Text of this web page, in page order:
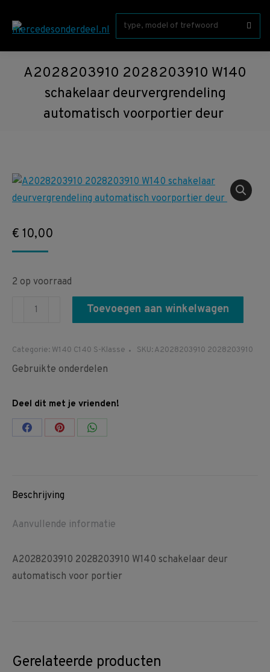
Zoeken:
A2028203910 2028203910 W140
schakelaar deurvergrendeling
automatisch voorportier deur
€ 10,00
2 op voorraad
A2028203910
schakelaar
deurvergrendeling
voorportier deur
aantal
Toevoegen aan winkelwagen
Categorie: W140 C140 S-Klasse SKU:A2028203910 2028203910
Gebruikte onderdelen
Deel dit met je vrienden!
Share Share Share
Beschrijving
Aanvullende informatie
A2028203910 2028203910 W140 schakelaar deur
automatisch voor portier
Gerelateerde producten